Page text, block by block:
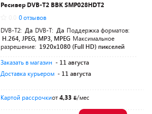
Ресивер DVB-T2 BBK SMP028HDT2
0 отзывов
DVB-T2: Да DVB-T: Да Поддержка форматов:
H.264, JPEG, MP3, MPEG Максимальное
разрешение: 1920х1080 (Full HD) пикселей
Заказать в магазин - 11 августа
Доставка курьером - 11 августа
Картой рассрочкиот4,33 /мес